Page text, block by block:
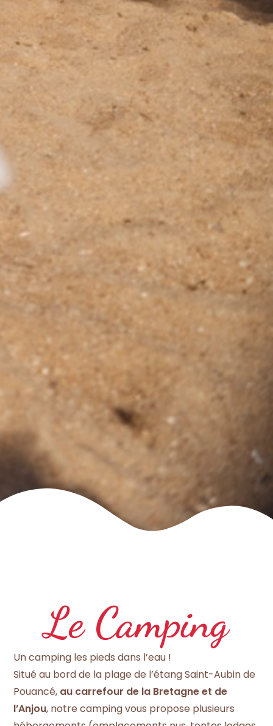
Le Camping
Un camping les pieds dans l’eau !
Situé au bord de la plage de l’étang Saint-Aubin de
Pouancé, au carrefour de la Bretagne et de
l’Anjou, notre camping vous propose plusieurs